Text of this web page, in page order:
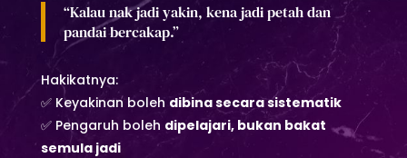
“Kalau nak jadi yakin, kena jadi petah dan
pandai bercakap.”
Hakikatnya:
✅ Keyakinan boleh dibina secara sistematik
✅ Pengaruh boleh dipelajari, bukan bakat
semula jadi